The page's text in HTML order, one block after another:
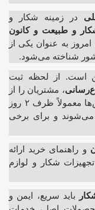
در زمینه شکار و
و طبیعت و کانون
امروز به عنوان یکی از
شناخته می‌شود.
است. از لحظه ثبت
، مشتریان را از
وضعیت سفارش خود آگاه می‌کنیم. سفارش‌ها معمولاً ظرف ۲ روز
می‌شوند و برای برخی
و راهنمای خرید ارائه
تجهیزات شکار و لوازم
باید سریع، ایمن و